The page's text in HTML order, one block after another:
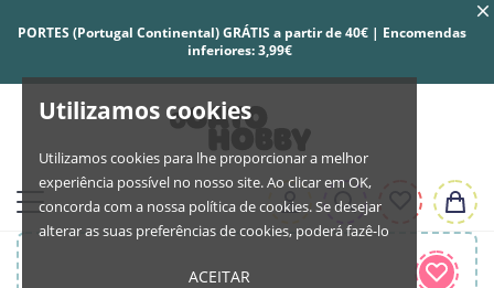
Utilizamos cookies
Utilizamos cookies para lhe proporcionar a melhor
experiência possível no nosso site. Ao clicar em OK,
concorda com a nossa política de cookies. Se desejar
alterar as suas preferências de cookies, poderá fazê-lo
ACEITAR
PORTES (Portugal Continental) GRÁTIS a partir de 40€ | Encomendas
inferiores: 3,99€